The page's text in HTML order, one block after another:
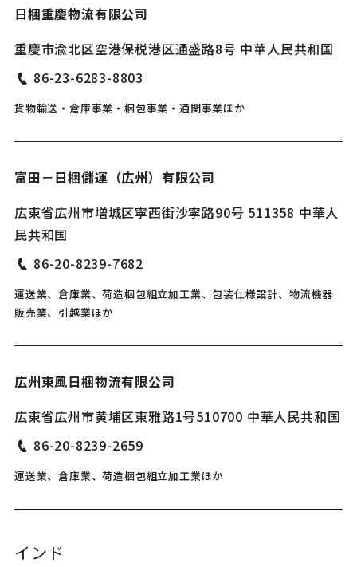
日梱重慶物流有限公司
重慶市渝北区空港保税港区通盛路8号 中華人民共和国
86-23-6283-8803
貨物輸送・倉庫事業・梱包事業・通関事業ほか
富田－日梱儲運（広州）有限公司
広東省広州市増城区寧西街沙寧路90号 511358 中華人
民共和国
86-20-8239-7682
運送業、倉庫業、荷造梱包組立加工業、包装仕様設計、物流機器
販売業、引越業ほか
広州東風日梱物流有限公司
広東省広州市黄埔区東雅路1号510700 中華人民共和国
86-20-8239-2659
運送業、倉庫業、荷造梱包組立加工業ほか
インド